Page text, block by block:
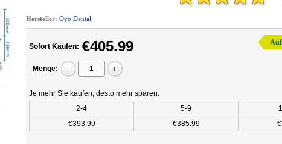
Hersteller: Oyo Dental
Sofort Kaufen: €405.99
Menge:
Je mehr Sie kaufen, desto mehr sparen:
2-4
5-9
€393.99
€385.99